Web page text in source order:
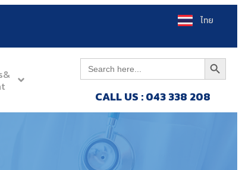
ไทย
Search
for:
Search Button
CALL US : 043 338 208